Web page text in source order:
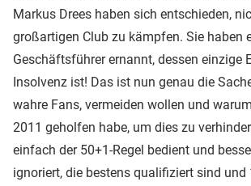
Markus Drees haben sich entschieden,
großartigen Club zu kämpfen. Sie haben
Geschäftsführer ernannt, dessen einzige
Insolvenz ist! Das ist nun genau die
wahre Fans, vermeiden wollen und
2011 geholfen habe, um dies zu
einfach der 50+1-Regel bedient und
ignoriert, die bestens qualifiziert sind und